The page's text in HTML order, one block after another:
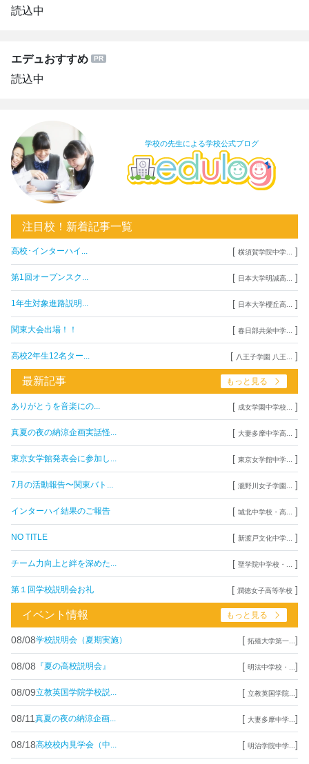
読込中
エデュおすすめ
読込中
学校の先生による学校公式ブログ
注目校！新着記事一覧
高校･インターハイ... [ 横須賀学院中学... ]
第1回オープンスク... [ 日本大学明誠高... ]
1年生対象進路説明... [ 日本大学櫻丘高... ]
関東大会出場！！ [ 春日部共栄中学... ]
高校2年生12名ター... [ 八王子学園 八王... ]
最新記事 もっと見る
ありがとうを音楽にの... [ 成女学園中学校... ]
真夏の夜の納涼企画実話怪... [ 大妻多摩中学高... ]
東京女学館発表会に参加し... [ 東京女学館中学... ]
7月の活動報告〜関東バト... [ 瀧野川女子学園... ]
インターハイ結果のご報告 [ 城北中学校・高... ]
NO TITLE [ 新渡戸文化中学... ]
チーム力向上と絆を深めた... [ 聖学院中学校・... ]
第１回学校説明会お礼 [ 潤徳女子高等学校 ]
イベント情報 もっと見る
08/08学校説明会（夏期実施） [ 拓殖大学第一... ]
08/08 『夏の高校説明会』 [ 明法中学校・... ]
08/09立教英国学院学校説... [ 立教英国学院... ]
08/11 真夏の夜の納涼企画... [ 大妻多摩中学... ]
08/18高校校内見学会（中... [ 明治学院中学... ]